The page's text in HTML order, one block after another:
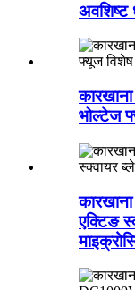
अवशिष्ट
भोल्टेज
एक्टिङ